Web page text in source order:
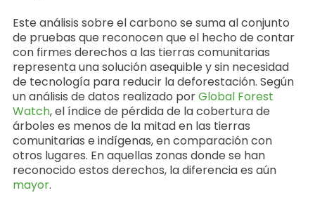
Este análisis sobre el carbono se suma al conjunto
de pruebas que reconocen que el hecho de contar
con firmes derechos a las tierras comunitarias
representa una solución asequible y sin necesidad
de tecnología para reducir la deforestación. Según
un análisis de datos realizado porGlobal Forest
Watch, el índice de pérdida de la cobertura de
árboles es menos de la mitad en las tierras
comunitarias e indígenas, en comparación con
otros lugares. En aquellas zonas donde se han
reconocido estos derechos, la diferencia es aún
mayor.